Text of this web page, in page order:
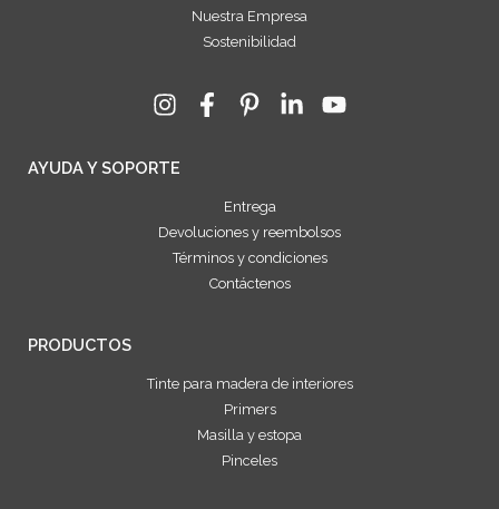
Nuestra Empresa
Sostenibilidad
AYUDA Y SOPORTE
Entrega
Devoluciones y reembolsos
Términos y condiciones
Contáctenos
PRODUCTOS
Tinte para madera de interiores
Primers
Masilla y estopa
Pinceles